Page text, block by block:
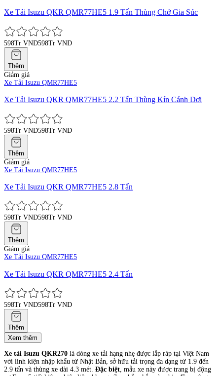
Xe Tải Isuzu QKR QMR77HE5 1.9 Tấn Thùng Chở Gia Súc
598Tr VND598Tr VND
Thêm
Giảm giá
Xe Tải Isuzu QMR77HE5
Xe Tải Isuzu QKR QMR77HE5 2.2 Tấn Thùng Kín Cánh Dơi
598Tr VND598Tr VND
Thêm
Giảm giá
Xe Tải Isuzu QMR77HE5
Xe Tải Isuzu QKR QMR77HE5 2.8 Tấn
598Tr VND598Tr VND
Thêm
Giảm giá
Xe Tải Isuzu QMR77HE5
Xe Tải Isuzu QKR QMR77HE5 2.4 Tấn
598Tr VND598Tr VND
Thêm
Xem thêm
Xe tải Isuzu QKR270 là dòng xe tải hạng nhẹ được lắp ráp tại Việt Nam
với linh kiện nhập khẩu từ Nhật Bản, sở hữu tải trọng đa dạng từ 1.9 đến
2.9 tấn và thùng xe dài 4.3 mét. Đặc biệt, mẫu xe này được trang bị động